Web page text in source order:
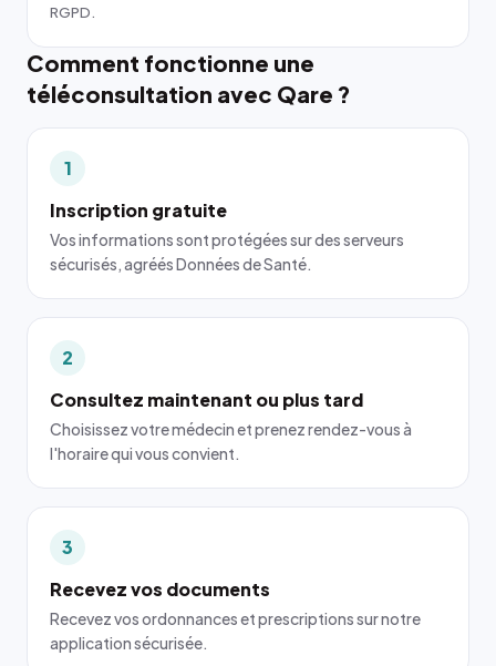
RGPD.
Comment fonctionne une
téléconsultation avec Qare ?
1
Inscription gratuite
Vos informations sont protégées sur des serveurs
sécurisés, agréés Données de Santé.
2
Consultez maintenant ou plus tard
Choisissez votre médecin et prenez rendez-vous à
l'horaire qui vous convient.
3
Recevez vos documents
Recevez vos ordonnances et prescriptions sur notre
application sécurisée.